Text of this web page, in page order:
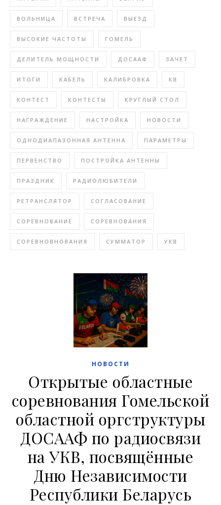
ВОЛЬНИЦА ВСТРЕЧА ВЫЕЗД
ВЫСОКИЕ ЧАСТОТЫ ГОМЕЛЬ
ДЕЛИТЕЛЬ МОЩНОСТИ ДОСААФ ЗАЧЕТ
ИТОГИ КАБЕЛЬ КАЛИБРОВКА КВ
КОНТЕСТ КОНТЕСТЫ КРУГЛЫЙ СТОЛ
НАГРАЖДЕНИЕ НАСТРОЙКА НОВОСТИ
ОДНОДИАПАЗОННАЯ АНТЕННА ПАРАМЕТРЫ
ПЕРВЕНСТВО ПОСТРОЙКА АНТЕННЫ
ПРАЗДНИК РАДИОЛЮБИТЕЛИ
РЕТРАНСЛЯТОР СОГЛАСОВАНИЕ
СОРЕВНОВАНИЕ СОРЕВНОВАНИЯ
СОРЕВНОВНОВАНИЯ СУММАТОР УКВ
НОВОСТИ
Открытые областные
соревнования Гомельской
областной оргструктуры
ДОСААФ по радиосвязи
на УКВ, посвящённые
Дню Независимости
Республики Беларусь